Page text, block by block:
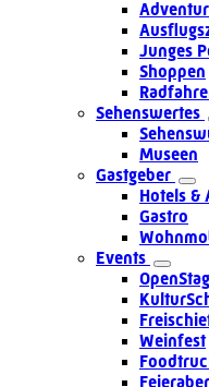
Junges
Shoppen
Sehenswertes
Museen
Gastgeber
Hotels &
Gastro
Events
Weinfest